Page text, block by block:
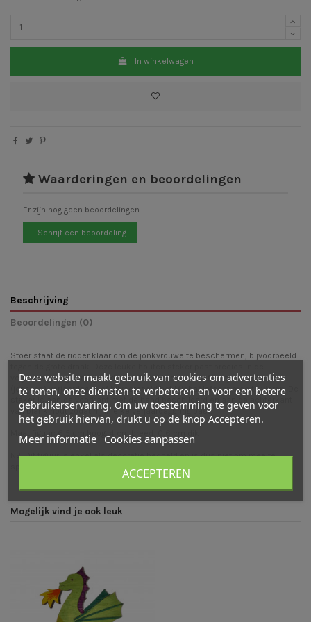
In winkelwagen
Waarderingen en beoordelingen
Er zijn nog geen beoordelingen
Schrijf een beoordeling
Beschrijving
Beoordelingen (0)
Stoer staat de ridder klaar om de jonkvrouwe te beschermen, bijvoorbeeld
verjaardagsring van bijvoorbeeld Grimm's en is een feestje om stoere
(jongens) verjaardagen of bijvoorbeeld het Michaëlsfeest mee te vieren. De
steker is aan de voorkant met de hand beschilderd en aan de achterkant
van blank hout zodat hij in elke verjaardagsring past.
Maat figuur: 6,5 cm hoog, 4 cm breed, 0,6 cm dik
NB: Dit figuur is enkel als decoratie bedoeld en is dus niet om mee te
Mogelijk vind je ook leuk
Deze website maakt gebruik van cookies om advertenties
te tonen, onze diensten te verbeteren en voor een betere
gebruikerservaring. Om uw toestemming te geven voor
het gebruik hiervan, drukt u op de knop Accepteren.
Meer informatie Cookies aanpassen
ACCEPTEREN